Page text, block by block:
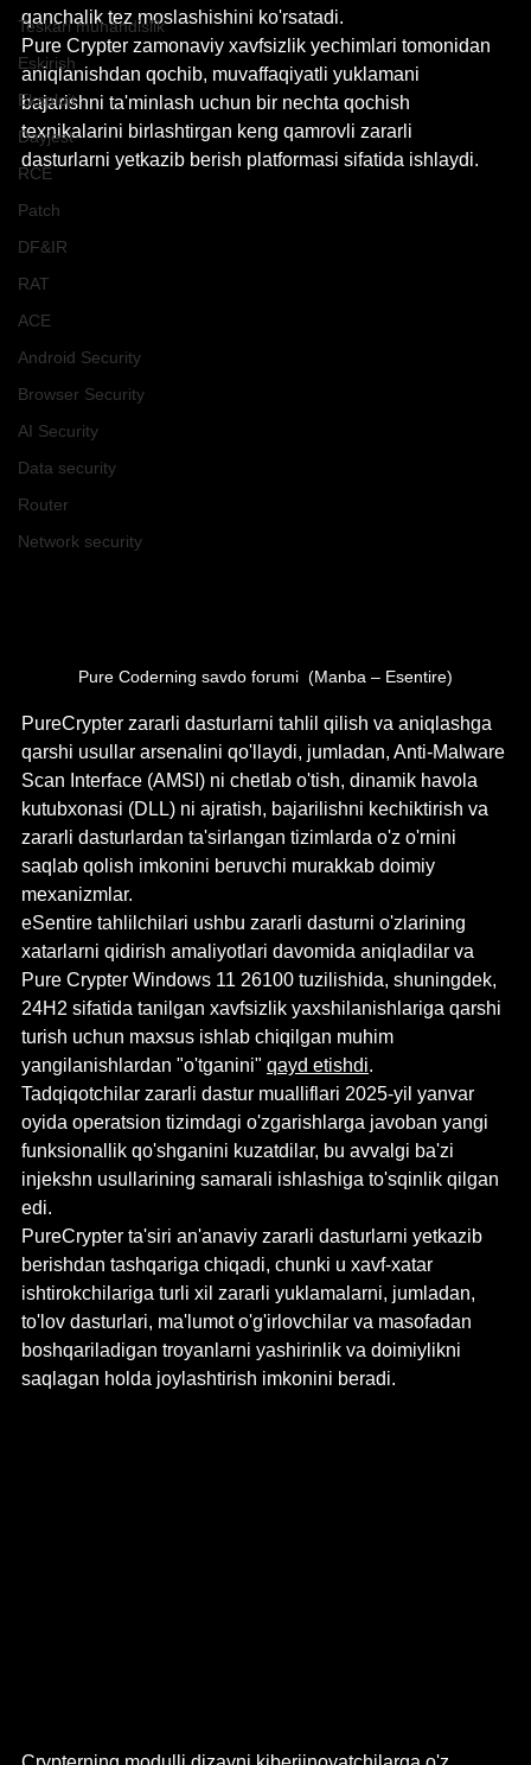
Teskari muhandislik
Eskirish
Eksploit
Dayjest
RCE
Patch
DF&IR
RAT
ACE
Android Security
Browser Security
AI Security
Data security
Router
Network security
qanchalik tez moslashishini ko'rsatadi.
Pure Crypter zamonaviy xavfsizlik yechimlari tomonidan
aniqlanishdan qochib, muvaffaqiyatli yuklamani
bajarishni ta'minlash uchun bir nechta qochish
texnikalarini birlashtirgan keng qamrovli zararli
dasturlarni yetkazib berish platformasi sifatida ishlaydi.
Pure Coderning savdo forumi  (Manba – Esentire)
PureCrypter zararli dasturlarni tahlil qilish va aniqlashga
qarshi usullar arsenalini qo'llaydi, jumladan, Anti-Malware
Scan Interface (AMSI) ni chetlab o'tish, dinamik havola
kutubxonasi (DLL) ni ajratish, bajarilishni kechiktirish va
zararli dasturlardan ta'sirlangan tizimlarda o'z o'rnini
saqlab qolish imkonini beruvchi murakkab doimiy
mexanizmlar.
eSentire tahlilchilari ushbu zararli dasturni o'zlarining
xatarlarni qidirish amaliyotlari davomida aniqladilar va
Pure Crypter Windows 11 26100 tuzilishida, shuningdek,
24H2 sifatida tanilgan xavfsizlik yaxshilanishlariga qarshi
turish uchun maxsus ishlab chiqilgan muhim
yangilanishlardan "o'tganini" qayd etishdi.
Tadqiqotchilar zararli dastur mualliflari 2025-yil yanvar
oyida operatsion tizimdagi o'zgarishlarga javoban yangi
funksionallik qo'shganini kuzatdilar, bu avvalgi ba'zi
injekshn usullarining samarali ishlashiga to'sqinlik qilgan
edi.
PureCrypter ta'siri an'anaviy zararli dasturlarni yetkazib
berishdan tashqariga chiqadi, chunki u xavf-xatar
ishtirokchilariga turli xil zararli yuklamalarni, jumladan,
to'lov dasturlari, ma'lumot o'g'irlovchilar va masofadan
boshqariladigan troyanlarni yashirinlik va doimiylikni
saqlagan holda joylashtirish imkonini beradi.